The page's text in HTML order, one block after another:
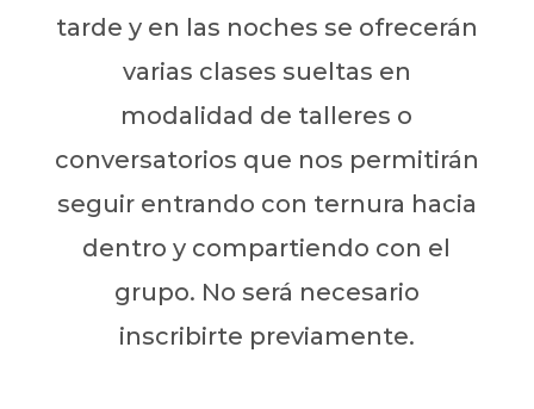
tarde y en las noches se ofrecerán
varias clases sueltas en
modalidad de talleres o
conversatorios que nos permitirán
seguir entrando con ternura hacia
dentro y compartiendo con el
grupo. No será necesario
inscribirte previamente.